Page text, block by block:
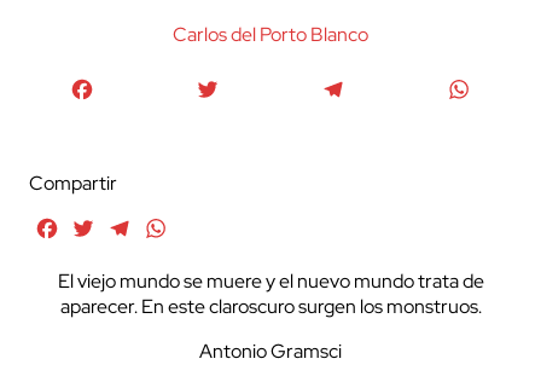
Carlos del Porto Blanco
Compartir
FacebookTwitterTelegram
El viejo mundo se muere y el nuevo mundo trata de
aparecer. En este claroscuro surgen los monstruos.
Antonio Gramsci